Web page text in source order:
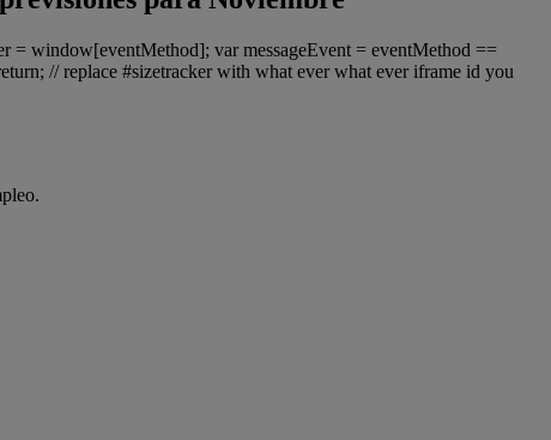
= window[eventMethod]; var messageEvent = eventMethod ==
// replace #sizetracker with what ever what ever iframe id you